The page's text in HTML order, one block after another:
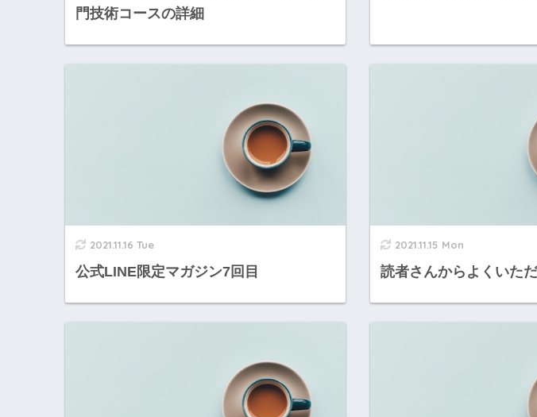
門技術コースの詳細
2021.11.16 Tue
公式LINE限定マガジン7回目
2021.11.15 Mon
読者さんからよくいた